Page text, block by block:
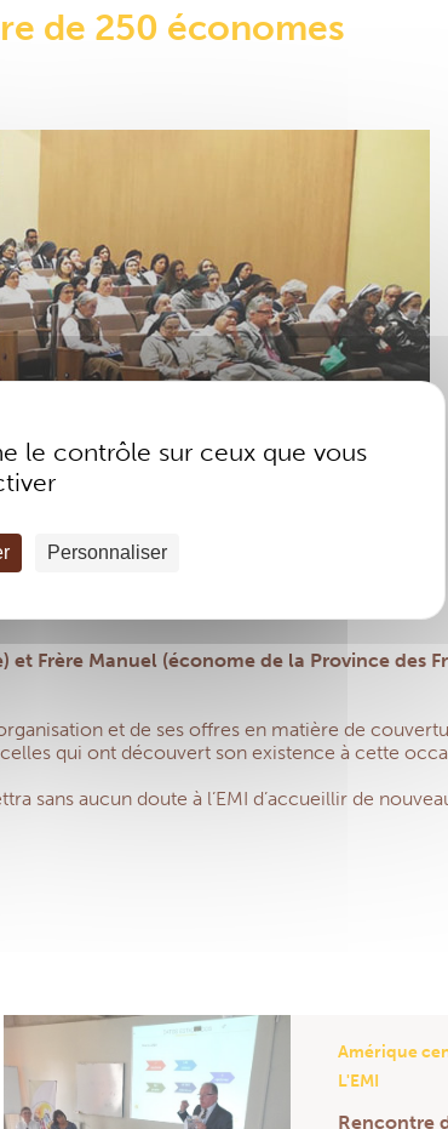
le contrôle sur ceux que vous
Personnaliser
de 250 économes
Frère Manuel (économe de la Province des
et de ses offres en matière de
qui ont découvert son existence à cette
sans aucun doute à l’EMI d’accueillir de
Amérique
L'EMI
Rencontre